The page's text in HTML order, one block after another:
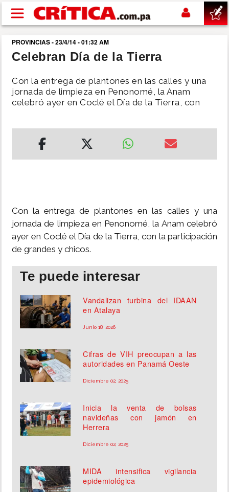
Pasar al contenido principal
buscar
NACIONAL
SHOW
MUNDO
INSÓLITAS
MULTIMEDIA
IMPRESO
PROVINCIAS - 23/4/14 - 01:32 AM
Celebran Día de la Tierra
Con la entrega de plantones en las calles y una
jornada de limpieza en Penonomé, la Anam
celebró ayer en Coclé el Día de la Tierra, con
Con la entrega de plantones en las calles y una
jornada de limpieza en Penonomé, la Anam celebró
ayer en Coclé el Día de la Tierra, con la participación
de grandes y chicos.
Te puede interesar
Vandalizan turbina del IDAAN
en Atalaya
Junio 18, 2026
Cifras de VIH preocupan a las
autoridades en Panamá Oeste
Diciembre 02, 2025
Inicia la venta de bolsas
navideñas con jamón en
Herrera
Diciembre 02, 2025
MIDA intensifica vigilancia
epidemiológica